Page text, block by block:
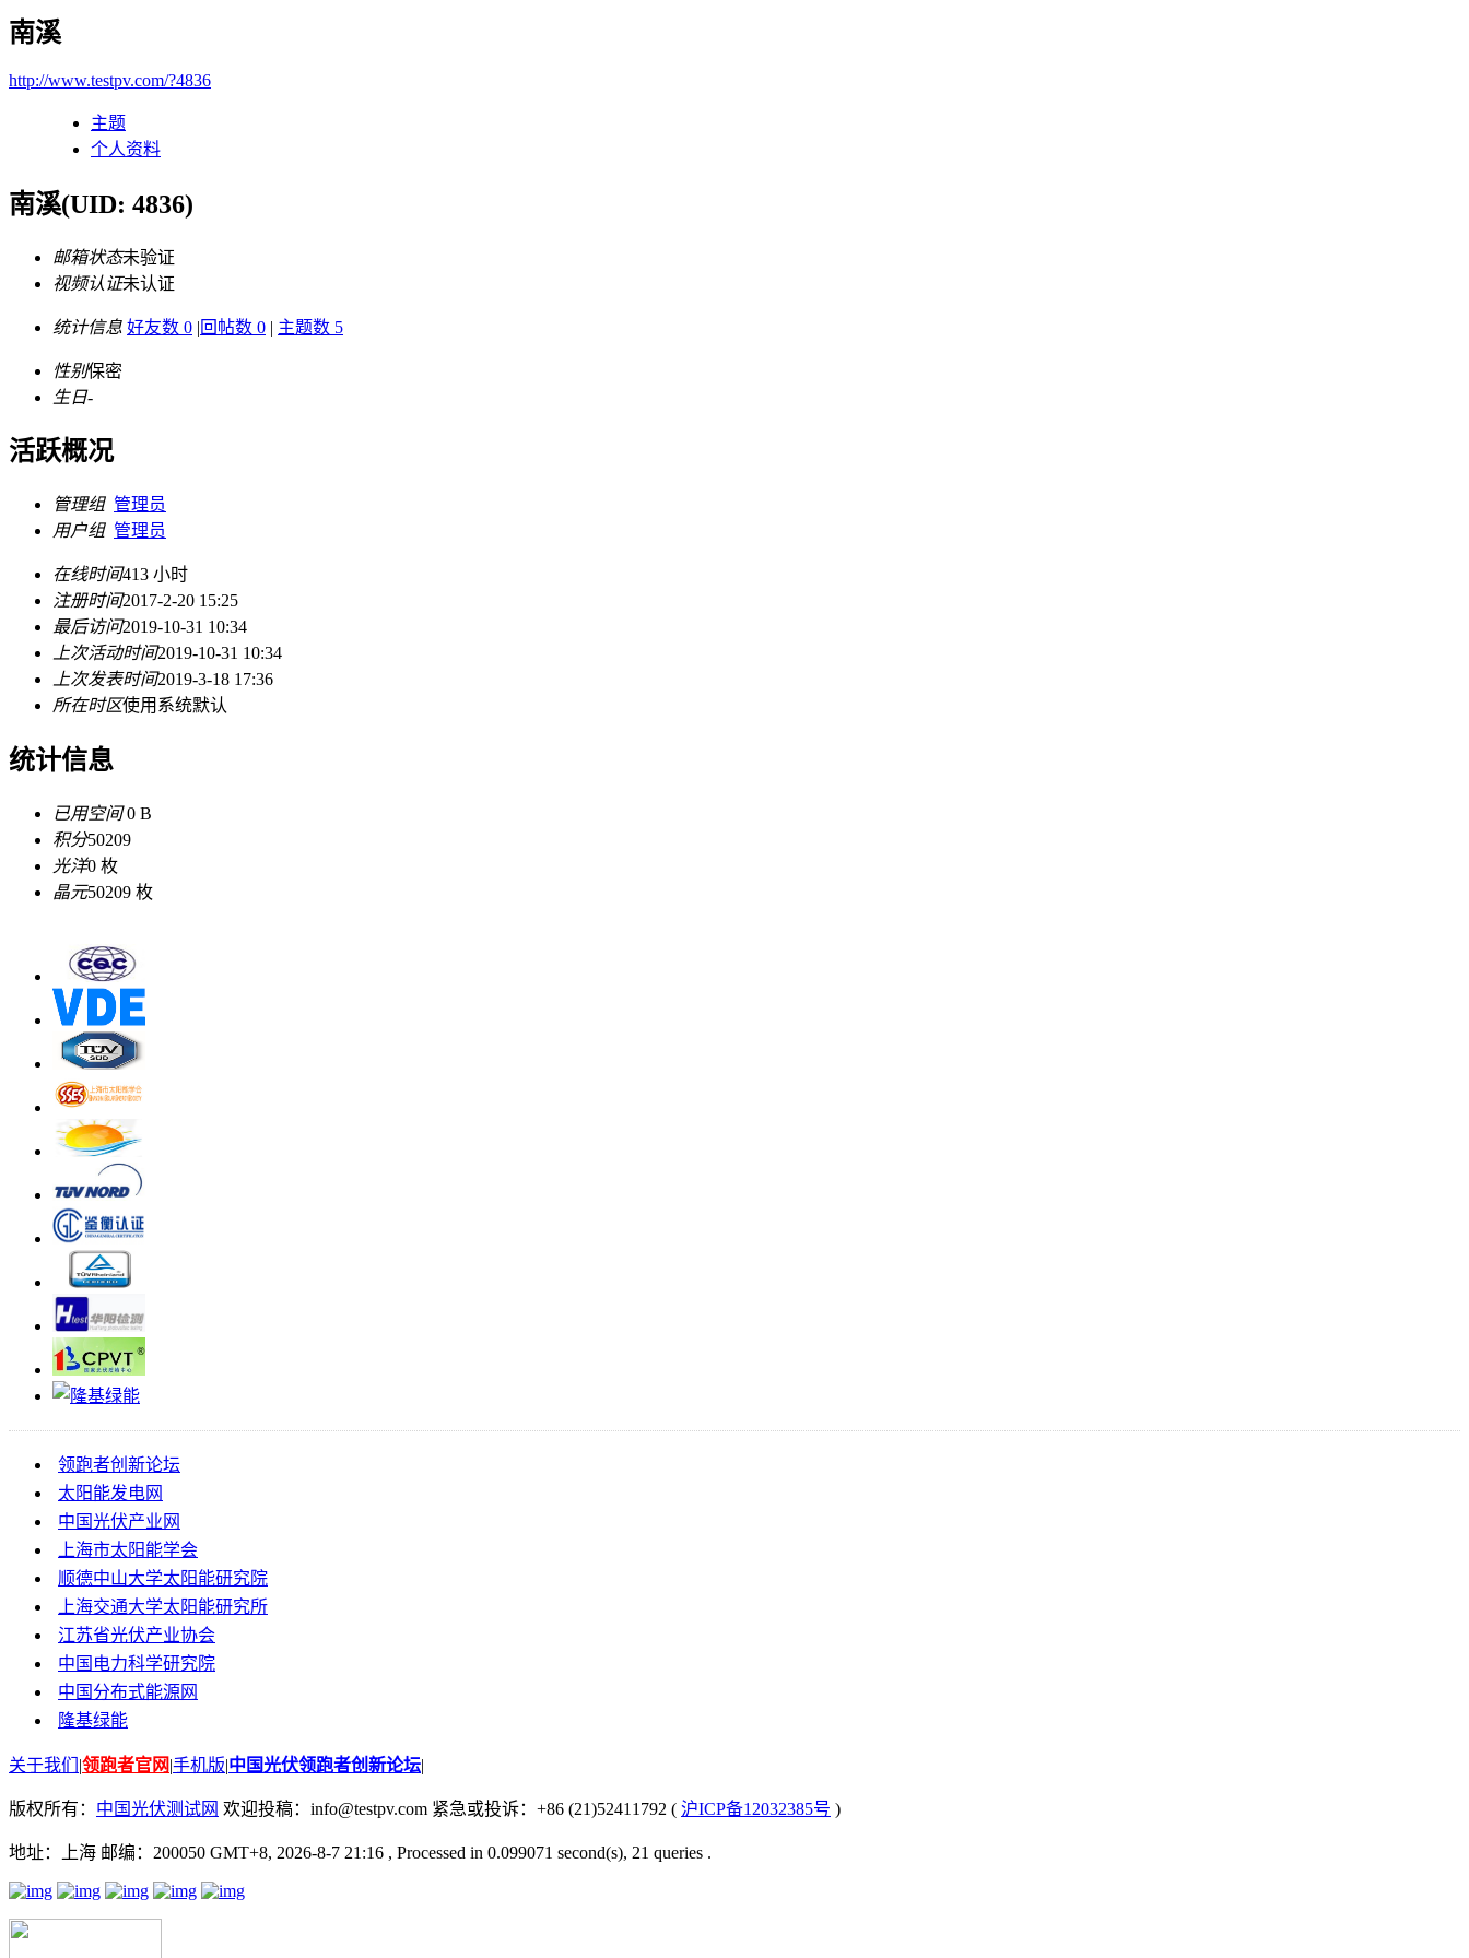
南溪
http://www.testpv.com/?4836
主题
个人资料
南溪(UID: 4836)
邮箱状态未验证
视频认证未认证
统计信息 好友数 0 |回帖数 0 | 主题数 5
性别保密
生日-
活跃概况
管理组 管理员
用户组 管理员
在线时间413 小时
注册时间2017-2-20 15:25
最后访问2019-10-31 10:34
上次活动时间2019-10-31 10:34
上次发表时间2019-3-18 17:36
所在时区使用系统默认
统计信息
已用空间0 B
积分50209
光洋0 枚
晶元50209 枚
领跑者创新论坛
太阳能发电网
中国光伏产业网
上海市太阳能学会
顺德中山大学太阳能研究院
上海交通大学太阳能研究所
江苏省光伏产业协会
中国电力科学研究院
中国分布式能源网
隆基绿能
关于我们 |领跑者官网|手机版|中国光伏领跑者创新论坛|
版权所有： 中国光伏测试网 欢迎投稿：info@testpv.com 紧急或投诉：+86 (21)52411792 ( 沪ICP备12032385号 )
地址：上海 邮编：200050 GMT+8, 2026-8-7 21:16 , Processed in 0.099071 second(s), 21 queries .